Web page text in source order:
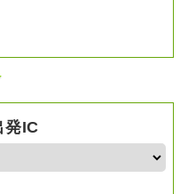
発IC